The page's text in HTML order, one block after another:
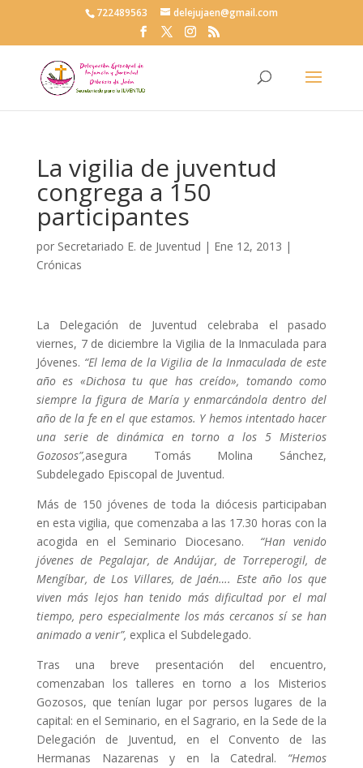
722489563 delejujaen@gmail.com
La vigilia de juventud
congrega a 150
participantes
por Secretariado E. de Juventud | Ene 12, 2013 |
Crónicas
La Delegación de Juventud celebraba el pasado
viernes, 7 de diciembre la Vigilia de la Inmaculada para
Jóvenes. “El lema de la Vigilia de la Inmaculada de este
año es «Dichosa tu que has creído», tomando como
siempre la figura de María y enmarcándola dentro del
año de la fe en el que estamos. Y hemos intentado hacer
una serie de dinámica en torno a los 5 Misterios
Gozosos”,asegura Tomás Molina Sánchez,
Subdelegado Episcopal de Juventud.
Más de 150 jóvenes de toda la diócesis participaban
en esta vigilia, que comenzaba a las 17.30 horas con la
acogida en el Seminario Diocesano.
“Han venido
jóvenes de Pegalajar, de Andújar, de Torreperogil, de
Mengíbar, de Los Villares, de Jaén…. Este año los que
viven más lejos han tenido más dificultad por el mal
tiempo, pero especialmente los más cercanos sí se han
animado a venir”, explica el Subdelegado.
Tras una breve presentación del encuentro,
comenzaban los talleres en torno a los Misterios
Gozosos, que tenían lugar por persos lugares de la
capital: en el Seminario, en el Sagrario, en la Sede de la
Delegación de Juventud, en el Convento de las
Hermanas Nazarenas y en la Catedral. “Hemos